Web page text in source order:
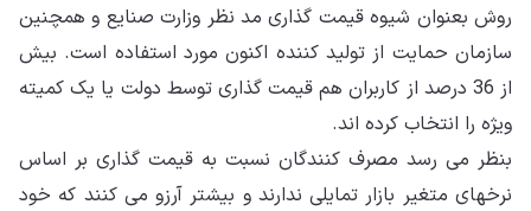
روش بعنوان شیوه قیمت گذاری مد نظر وزارت صنایع و همچنین
سازمان حمایت از تولید کننده اکنون مورد استفاده است. بیش
از 36 درصد از کاربران هم قیمت گذاری توسط دولت یا یک کمیته
ویژه را انتخاب کرده اند.
بنظر می رسد مصرف کنندگان نسبت به قیمت گذاری بر اساس
نرخهای متغیر بازار تمایلی ندارند و بیشتر آرزو می کنند که خود